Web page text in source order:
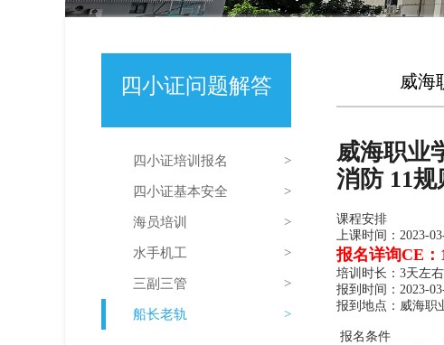
四小证问题解答
四小证培训报名
四小证基本安全
海员培训
水手机工
三副三管
船长老轨
威海
威海职业
消防 11规
课程安排
上课时间：2023-
报名详询CE：
培训时长：3天左右
报到时间：2023-
报到地点：威海职
报名条件